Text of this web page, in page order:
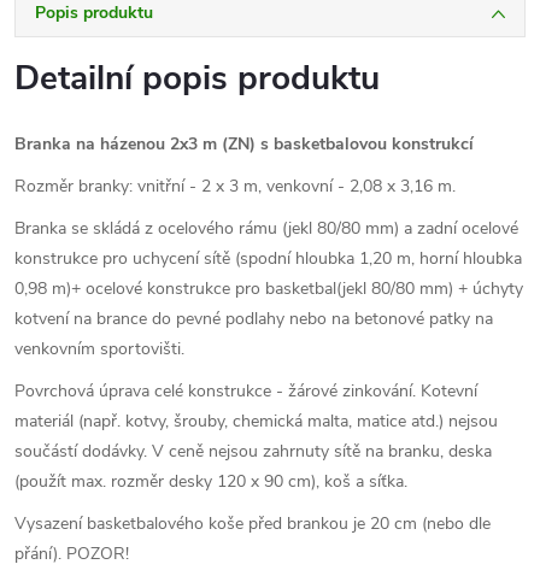
Popis produktu
Detailní popis produktu
Branka na házenou 2x3 m (ZN) s basketbalovou konstrukcí
Rozměr branky: vnitřní - 2 x 3 m, venkovní - 2,08 x 3,16 m.
Branka se skládá z ocelového rámu (jekl 80/80 mm) a zadní ocelové
konstrukce pro uchycení sítě (spodní hloubka 1,20 m, horní hloubka
0,98 m)+ ocelové konstrukce pro basketbal(jekl 80/80 mm) + úchyty
kotvení na brance do pevné podlahy nebo na betonové patky na
venkovním sportovišti.
Povrchová úprava celé konstrukce - žárové zinkování. Kotevní
materiál (např. kotvy, šrouby, chemická malta, matice atd.) nejsou
součástí dodávky. V ceně nejsou zahrnuty sítě na branku, deska
(použít max. rozměr desky 120 x 90 cm), koš a síťka.
Vysazení basketbalového koše před brankou je 20 cm (nebo dle
přání). POZOR!